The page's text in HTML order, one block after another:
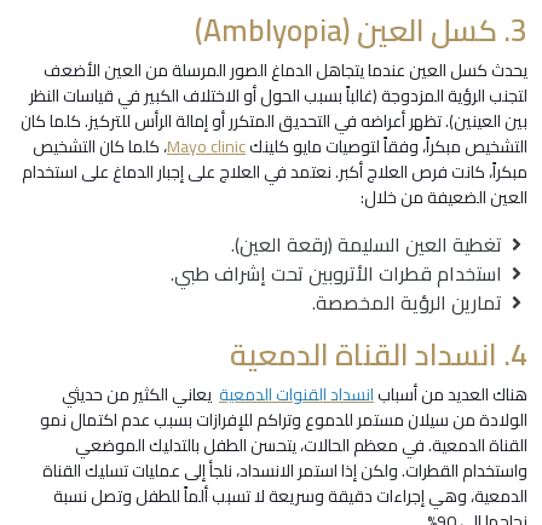
3. كسل العين (Amblyopia)
يحدث كسل العين عندما يتجاهل الدماغ الصور المرسلة من العين الأضعف
لتجنب الرؤية المزدوجة (غالباً بسبب الحول أو الاختلاف الكبير في قياسات النظر
بين العينين). تظهر أعراضه في التحديق المتكرر أو إمالة الرأس للتركيز. كلما كان
التشخيص مبكراً، وفقاً لتوصيات مايو كلينكMayo clinic، كلما كان التشخيص
مبكراً، كانت فرص العلاج أكبر. نعتمد في العلاج على إجبار الدماغ على استخدام
العين الضعيفة من خلال:
تغطية العين السليمة (رقعة العين).
استخدام قطرات الأتروبين تحت إشراف طبي.
تمارين الرؤية المخصصة.
4. انسداد القناة الدمعية
هناك العديد من أسبابانسداد القنوات الدمعية يعاني الكثير من حديثي
الولادة من سيلان مستمر للدموع وتراكم للإفرازات بسبب عدم اكتمال نمو
القناة الدمعية. في معظم الحالات، يتحسن الطفل بالتدليك الموضعي
واستخدام القطرات. ولكن إذا استمر الانسداد، نلجأ إلى عمليات تسليك القناة
الدمعية، وهي إجراءات دقيقة وسريعة لا تسبب ألماً للطفل وتصل نسبة